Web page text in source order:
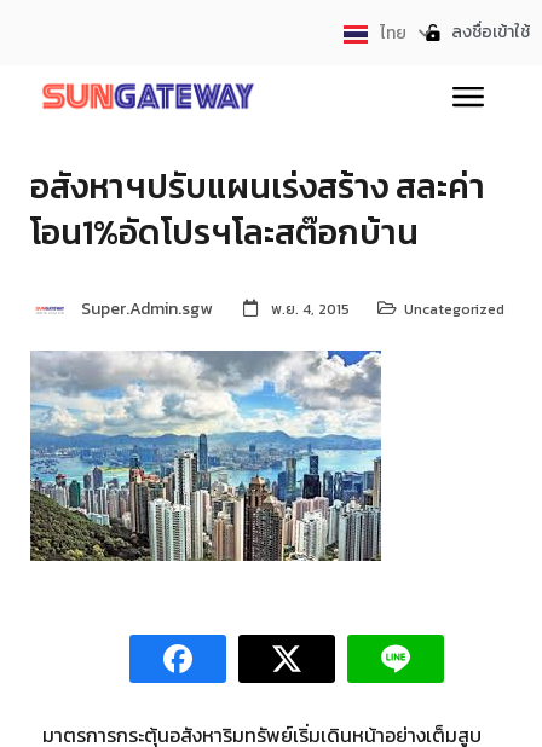
ไทย
English ลงชื่อเข้าใช้
อสังหาฯปรับแผนเร่งสร้าง สละค่า
โอน1%อัดโปรฯโละสต๊อกบ้าน
Super.Admin.sgw พ.ย. 4, 2015 Uncategorized
มาตรการกระตุ้นอสังหาริมทรัพย์เริ่มเดินหน้าอย่างเต็มสูบ